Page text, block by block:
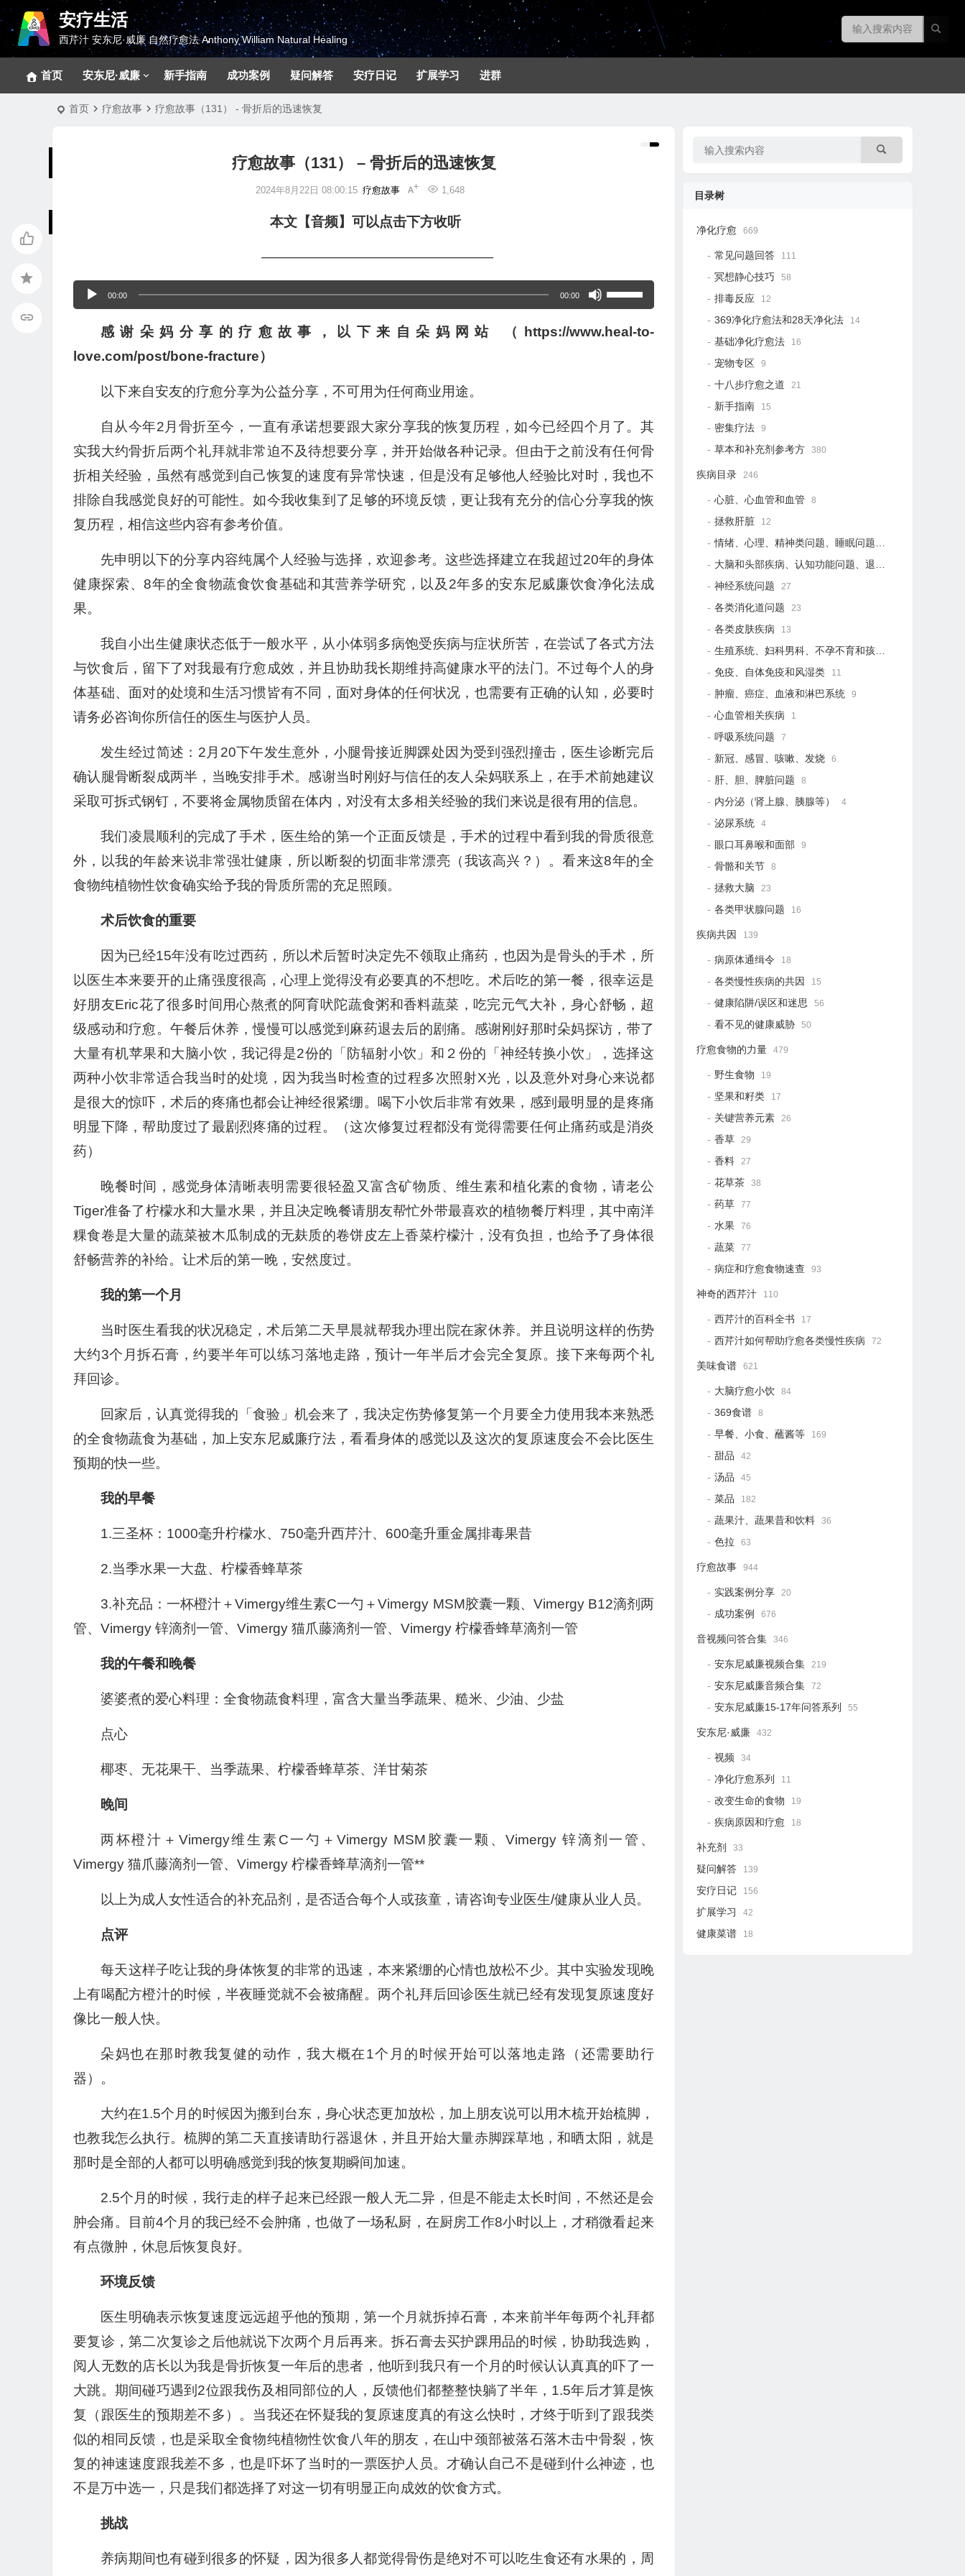
安疗生活
西芹汁 安东尼·威廉 自然疗愈法 Anthony William Natural Healing
首页 安东尼·威廉 新手指南 成功案例 疑问解答 安疗日记 扩展学习 进群
首页 疗愈故事 疗愈故事（131） - 骨折后的迅速恢复
疗愈故事（131） – 骨折后的迅速恢复
2024年8月22日 08:00:15 疗愈故事 1,648
本文【音频】可以点击下方收听
—————————————————
频
放
00:00 00:00
使
用
上
头
增
高
低
音
感谢朵妈分享的疗愈故事，以下来自朵妈网站 （https://www.heal-to-
love.com/post/bone-fracture）
以下来自安友的疗愈分享为公益分享，不可用为任何商业用途。
自从今年2月骨折至今，一直有承诺想要跟大家分享我的恢复历程，如今已经四个月了。其
实我大约骨折后两个礼拜就非常迫不及待想要分享，并开始做各种记录。但由于之前没有任何骨
折相关经验，虽然有感觉到自己恢复的速度有异常快速，但是没有足够他人经验比对时，我也不
排除自我感觉良好的可能性。如今我收集到了足够的环境反馈，更让我有充分的信心分享我的恢
复历程，相信这些内容有参考价值。
先申明以下的分享内容纯属个人经验与选择，欢迎参考。这些选择建立在我超过20年的身体
健康探索、8年的全食物蔬食饮食基础和其营养学研究，以及2年多的安东尼威廉饮食净化法成
果。
我自小出生健康状态低于一般水平，从小体弱多病饱受疾病与症状所苦，在尝试了各式方法
与饮食后，留下了对我最有疗愈成效，并且协助我长期维持高健康水平的法门。不过每个人的身
体基础、面对的处境和生活习惯皆有不同，面对身体的任何状况，也需要有正确的认知，必要时
请务必咨询你所信任的医生与医护人员。
发生经过简述：2月20下午发生意外，小腿骨接近脚踝处因为受到强烈撞击，医生诊断完后
确认腿骨断裂成两半，当晚安排手术。感谢当时刚好与信任的友人朵妈联系上，在手术前她建议
采取可拆式钢钉，不要将金属物质留在体内，对没有太多相关经验的我们来说是很有用的信息。
我们凌晨顺利的完成了手术，医生给的第一个正面反馈是，手术的过程中看到我的骨质很意
外，以我的年龄来说非常强壮健康，所以断裂的切面非常漂亮（我该高兴？）。看来这8年的全
食物纯植物性饮食确实给予我的骨质所需的充足照顾。
术后饮食的重要
因为已经15年没有吃过西药，所以术后暂时决定先不领取止痛药，也因为是骨头的手术，所
以医生本来要开的止痛强度很高，心理上觉得没有必要真的不想吃。术后吃的第一餐，很幸运是
好朋友Eric花了很多时间用心熬煮的阿育吠陀蔬食粥和香料蔬菜，吃完元气大补，身心舒畅，超
级感动和疗愈。午餐后休养，慢慢可以感觉到麻药退去后的剧痛。感谢刚好那时朵妈探访，带了
大量有机苹果和大脑小饮，我记得是2份的「防辐射小饮」和２份的「神经转换小饮」，选择这
两种小饮非常适合我当时的处境，因为我当时检查的过程多次照射X光，以及意外对身心来说都
是很大的惊吓，术后的疼痛也都会让神经很紧绷。喝下小饮后非常有效果，感到最明显的是疼痛
明显下降，帮助度过了最剧烈疼痛的过程。（这次修复过程都没有觉得需要任何止痛药或是消炎
药）
晚餐时间，感觉身体清晰表明需要很轻盈又富含矿物质、维生素和植化素的食物，请老公
Tiger准备了柠檬水和大量水果，并且决定晚餐请朋友帮忙外带最喜欢的植物餐厅料理，其中南洋
粿食卷是大量的蔬菜被木瓜制成的无麸质的卷饼皮左上香菜柠檬汁，没有负担，也给予了身体很
舒畅营养的补给。让术后的第一晚，安然度过。
我的第一个月
当时医生看我的状况稳定，术后第二天早晨就帮我办理出院在家休养。并且说明这样的伤势
大约3个月拆石膏，约要半年可以练习落地走路，预计一年半后才会完全复原。接下来每两个礼
拜回诊。
回家后，认真觉得我的「食验」机会来了，我决定伤势修复第一个月要全力使用我本来熟悉
的全食物蔬食为基础，加上安东尼威廉疗法，看看身体的感觉以及这次的复原速度会不会比医生
预期的快一些。
我的早餐
1.三圣杯：1000毫升柠檬水、750毫升西芹汁、600毫升重金属排毒果昔
2.当季水果一大盘、柠檬香蜂草茶
3.补充品：一杯橙汁＋Vimergy维生素C一勺＋Vimergy MSM胶囊一颗、Vimergy B12滴剂两
管、Vimergy 锌滴剂一管、Vimergy 猫爪藤滴剂一管、Vimergy 柠檬香蜂草滴剂一管
我的午餐和晚餐
婆婆煮的爱心料理：全食物蔬食料理，富含大量当季蔬果、糙米、少油、少盐
点心
椰枣、无花果干、当季蔬果、柠檬香蜂草茶、洋甘菊茶
晚间
两杯橙汁＋Vimergy维生素C一勺＋Vimergy MSM胶囊一颗、Vimergy 锌滴剂一管、
Vimergy 猫爪藤滴剂一管、Vimergy 柠檬香蜂草滴剂一管**
以上为成人女性适合的补充品剂，是否适合每个人或孩童，请咨询专业医生/健康从业人员。
点评
每天这样子吃让我的身体恢复的非常的迅速，本来紧绷的心情也放松不少。其中实验发现晚
上有喝配方橙汁的时候，半夜睡觉就不会被痛醒。两个礼拜后回诊医生就已经有发现复原速度好
像比一般人快。
朵妈也在那时教我复健的动作，我大概在1个月的时候开始可以落地走路（还需要助行
器）。
大约在1.5个月的时候因为搬到台东，身心状态更加放松，加上朋友说可以用木梳开始梳脚，
也教我怎么执行。梳脚的第二天直接请助行器退休，并且开始大量赤脚踩草地，和晒太阳，就是
那时是全部的人都可以明确感觉到我的恢复期瞬间加速。
2.5个月的时候，我行走的样子起来已经跟一般人无二异，但是不能走太长时间，不然还是会
肿会痛。目前4个月的我已经不会肿痛，也做了一场私厨，在厨房工作8小时以上，才稍微看起来
有点微肿，休息后恢复良好。
环境反馈
医生明确表示恢复速度远远超乎他的预期，第一个月就拆掉石膏，本来前半年每两个礼拜都
要复诊，第二次复诊之后他就说下次两个月后再来。拆石膏去买护踝用品的时候，协助我选购，
阅人无数的店长以为我是骨折恢复一年后的患者，他听到我只有一个月的时候认认真真的吓了一
大跳。期间碰巧遇到2位跟我伤及相同部位的人，反馈他们都整整快躺了半年，1.5年后才算是恢
复（跟医生的预期差不多）。当我还在怀疑我的复原速度真的有这么快时，才终于听到了跟我类
似的相同反馈，也是采取全食物纯植物性饮食八年的朋友，在山中颈部被落石落木击中骨裂，恢
复的神速速度跟我差不多，也是吓坏了当时的一票医护人员。才确认自己不是碰到什么神迹，也
不是万中选一，只是我们都选择了对这一切有明显正向成效的饮食方式。
挑战
养病期间也有碰到很多的怀疑，因为很多人都觉得骨伤是绝对不可以吃生食还有水果的，周
目录树
净化疗愈 669
常见问题回答 111
冥想静心技巧 58
排毒反应 12
369净化疗愈法和28天净化法 14
基础净化疗愈法 16
宠物专区 9
十八步疗愈之道 21
新手指南 15
密集疗法 9
草本和补充剂参考方 380
疾病目录 246
心脏、心血管和血管 8
拯救肝脏 12
情绪、心理、精神类问题、睡眠问题 18
大脑和头部疾病、认知功能问题、退行性疾病
神经系统问题 27
各类消化道问题 23
各类皮肤疾病 13
生殖系统、妇科男科、不孕不育和孩子健康
免疫、自体免疫和风湿类 11
肿瘤、癌症、血液和淋巴系统 9
心血管相关疾病 1
呼吸系统问题 7
新冠、感冒、咳嗽、发烧 6
肝、胆、脾脏问题 8
内分泌（肾上腺、胰腺等） 4
泌尿系统 4
眼口耳鼻喉和面部 9
骨骼和关节 8
拯救大脑 23
各类甲状腺问题 16
疾病共因 139
病原体通缉令 18
各类慢性疾病的共因 15
健康陷阱/误区和迷思 56
看不见的健康威胁 50
疗愈食物的力量 479
野生食物 19
坚果和籽类 17
关键营养元素 26
香草 29
香料 27
花草茶 38
药草 77
水果 76
蔬菜 77
病症和疗愈食物速查 93
神奇的西芹汁 110
西芹汁的百科全书 17
西芹汁如何帮助疗愈各类慢性疾病 72
美味食谱 621
大脑疗愈小饮 84
369食谱 8
早餐、小食、蘸酱等 169
甜品 42
汤品 45
菜品 182
蔬果汁、蔬果昔和饮料 36
色拉 63
疗愈故事 944
实践案例分享 20
成功案例 676
音视频问答合集 346
安东尼威廉视频合集 219
安东尼威廉音频合集 72
安东尼威廉15-17年问答系列 55
安东尼·威廉 432
视频 34
净化疗愈系列 11
改变生命的食物 19
疾病原因和疗愈 18
补充剂 33
疑问解答 139
安疗日记 156
扩展学习 42
健康菜谱 18